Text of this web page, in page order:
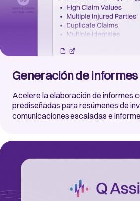
Generación de informes
Acelere la elaboración de informes
prediseñadas para resúmenes de
comunicaciones escaladas e